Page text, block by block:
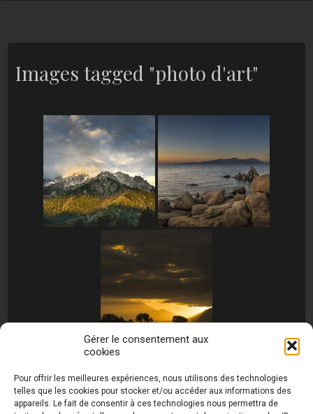
Gérer le consentement aux
cookies
Pour offrir les meilleures expériences, nous utilisons des technologies
telles que les cookies pour stocker et/ou accéder aux informations des
appareils. Le fait de consentir à ces technologies nous permettra de
Images tagged "photo d'art"